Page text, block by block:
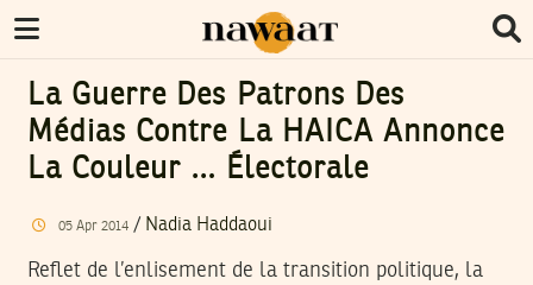
La Guerre Des Patrons Des
Médias Contre La HAICA Annonce
La Couleur … Électorale
05 Apr 2014/ Nadia Haddaoui
Reflet de l’enlisement de la transition politique, la